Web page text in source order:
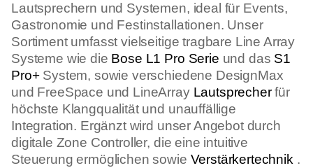
Lautsprechern und Systemen, ideal für Events,
Gastronomie und Festinstallationen. Unser
Sortiment umfasst vielseitige tragbare Line Array
Systeme wie die Bose L1 Pro Serie und das S1
Pro+System, sowie verschiedene DesignMax
und FreeSpace und LineArray Lautsprecherfür
höchste Klangqualität und unauffällige
Integration. Ergänzt wird unser Angebot durch
digitale Zone Controller, die eine intuitive
Steuerung ermöglichen sowie Verstärkertechnik .